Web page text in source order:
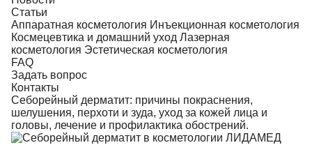
Статьи
Аппаратная косметология Инъекционная косметология
Космецевтика и домашний уход Лазерная
косметология Эстетическая косметология
FAQ
Задать вопрос
Контакты
Себорейный дерматит: причины покраснения,
шелушения, перхоти и зуда, уход за кожей лица и
головы, лечение и профилактика обострений.